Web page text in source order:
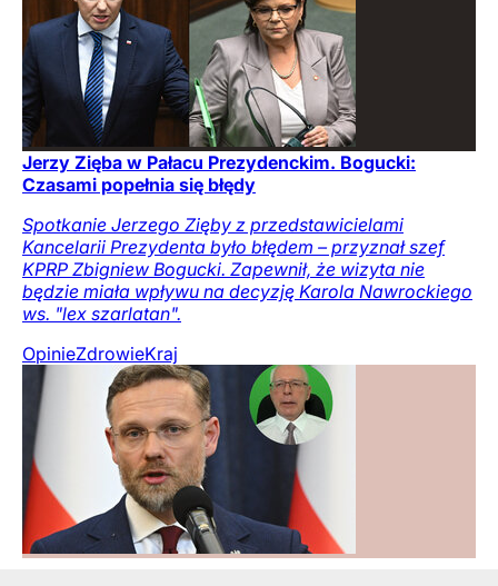
Jerzy Zięba w Pałacu Prezydenckim. Bogucki:
Czasami popełnia się błędy
Spotkanie Jerzego Zięby z przedstawicielami
Kancelarii Prezydenta było błędem – przyznał szef
KPRP Zbigniew Bogucki. Zapewnił, że wizyta nie
będzie miała wpływu na decyzję Karola Nawrockiego
ws. "lex szarlatan".
OpinieZdrowieKraj